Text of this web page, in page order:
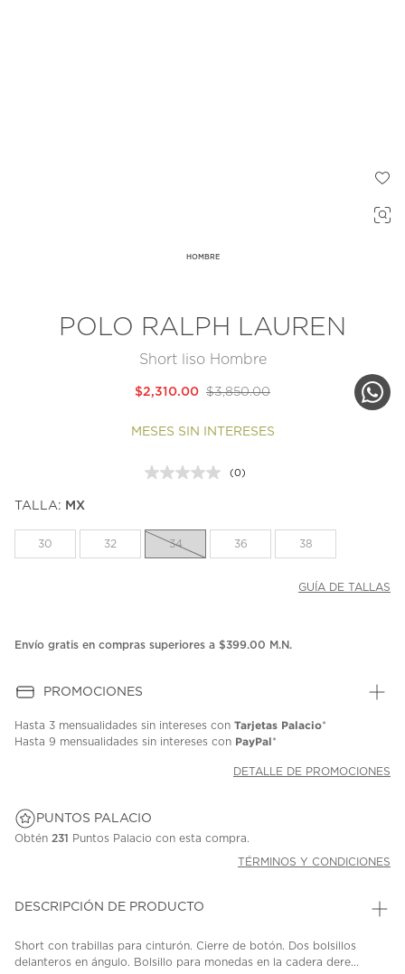
HOMBRE
POLO RALPH LAUREN
Short liso Hombre
$3,850.00
$2,310.00
MESES SIN INTERESES
Sin
la
misma
(0)
TALLA: MX
30 32 34 36 38
GUÍA DE TALLAS
Envío gratis en compras superiores a $399.00 M.N.
PROMOCIONES
Hasta 3 mensualidades sin intereses con Tarjetas Palacio*
Hasta 9 mensualidades sin intereses con PayPal*
DETALLE DE PROMOCIONES
PUNTOS PALACIO
Obtén 231 Puntos Palacio con esta compra.
TÉRMINOS Y CONDICIONES
DESCRIPCIÓN DE PRODUCTO
Short con trabillas para cinturón. Cierre de botón. Dos bolsillos
delanteros en ángulo. Bolsillo para monedas en la cadera dere...